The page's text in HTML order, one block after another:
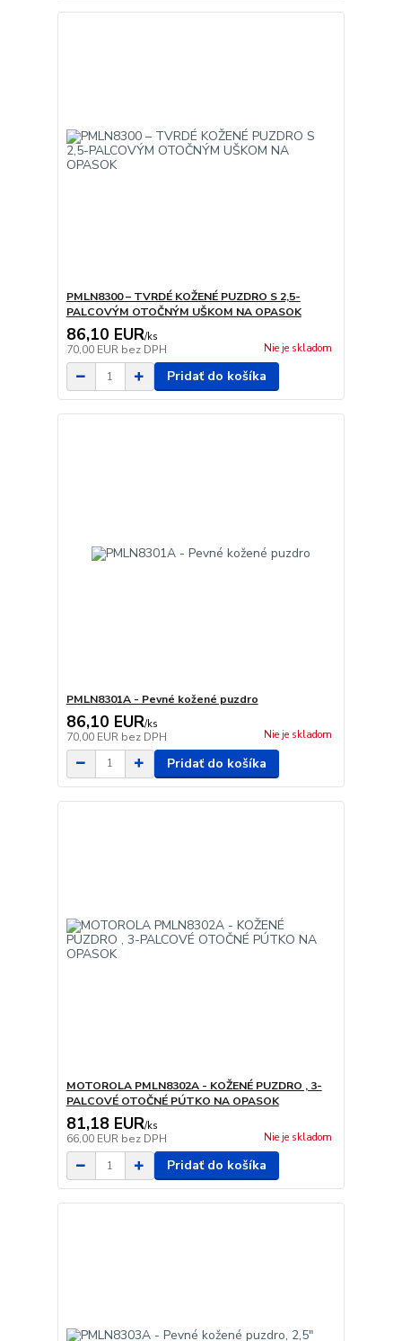
PMLN8300 – TVRDÉ KOŽENÉ PUZDRO S 2,5-
PALCOVÝM OTOČNÝM UŠKOM NA OPASOK
86,10 EUR/ks
70,00 EUR bez DPH Nie je skladom
Pridať do košíka
PMLN8301A - Pevné kožené puzdro
86,10 EUR/ks
70,00 EUR bez DPH Nie je skladom
Pridať do košíka
MOTOROLA PMLN8302A - KOŽENÉ PUZDRO , 3-
PALCOVÉ OTOČNÉ PÚTKO NA OPASOK
81,18 EUR/ks
66,00 EUR bez DPH Nie je skladom
Pridať do košíka